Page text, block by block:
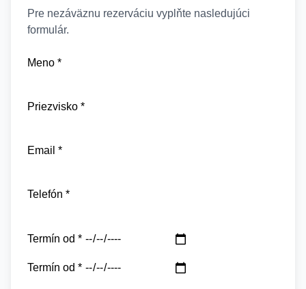
Pre nezáväznu rezerváciu vyplňte nasledujúci
formulár.
Meno *
Priezvisko *
Email *
Telefón *
Termín od *
Termín od *